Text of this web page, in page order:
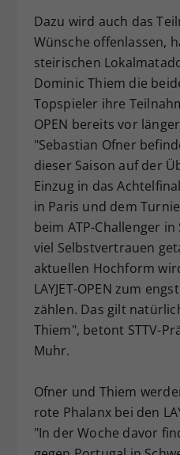
Dazu wird auch das
Wünsche offenlassen,
steirischen
Dominic Thiem die
Topspieler ihre
OPEN bereits vor
"Sebastian Ofner
dieser Saison auf der
Einzug in das
in Paris und dem
beim ATP-Challenger
viel Selbstvertrauen
aktuellen Hochform
LAYJET-OPEN zum
zählen. Das gilt
Thiem", betont STTV-
Muhr.
Ofner und Thiem
rote Phalanx bei den
"In der Woche davor